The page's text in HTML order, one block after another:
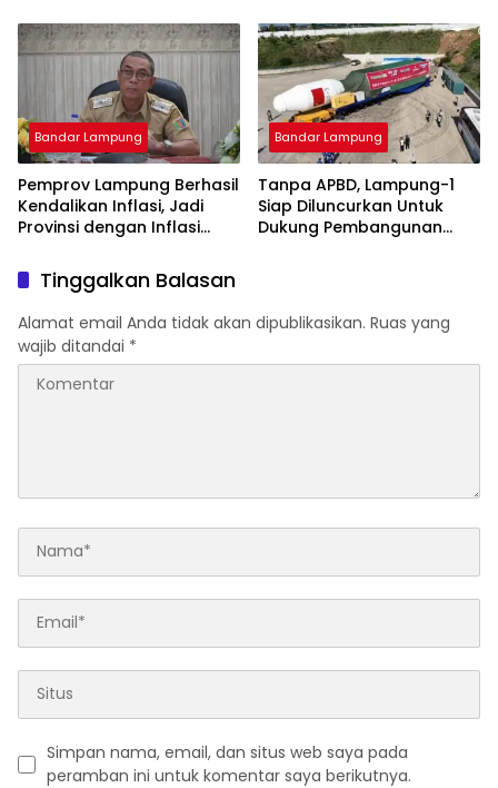
Lampung Dorong
Pembangunan SDM Dimulai
dari Desa
Bandar Lampung
Pemprov Lampung Berhasil
Kendalikan Inflasi, Jadi
Provinsi dengan Inflasi
Bandar Lampung
Tanpa APBD, Lampung-1
Siap Diluncurkan Untuk
Dukung Pembangunan
Tinggalkan Balasan
Alamat email Anda tidak akan dipublikasikan. Ruas yang
wajib ditandai *
Simpan nama, email, dan situs web saya pada
peramban ini untuk komentar saya berikutnya.